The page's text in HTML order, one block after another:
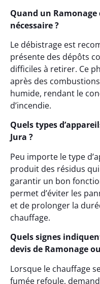
Quand un
nécessaire ?
Le débistrage est
présente des dépôts
difficiles à retirer. Ce
après des
humide, rendant le
d’incendie.
Quels types
Jura ?
Peu importe le type
produit des résidus
garantir un bon
permet d’éviter les
et de prolonger la
chauffage.
Quels signes
devis de Ramonage
Lorsque le chauffage
fumée refoule,